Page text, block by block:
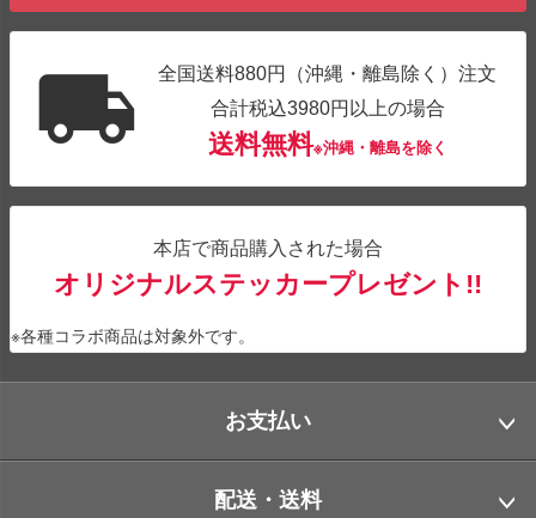
全国送料880円（沖縄・離島除く）注文
合計税込3980円以上の場合
送料無料※沖縄・離島を除く
本店で商品購入された場合
オリジナルステッカープレゼント!!
※各種コラボ商品は対象外です。
お支払い
配送・送料